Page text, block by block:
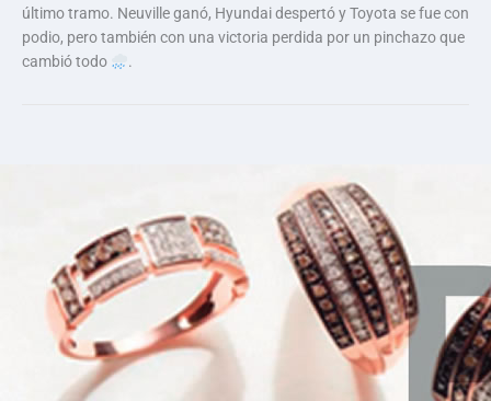
último tramo. Neuville ganó, Hyundai despertó y Toyota se fue con
podio, pero también con una victoria perdida por un pinchazo que
cambió todo
.